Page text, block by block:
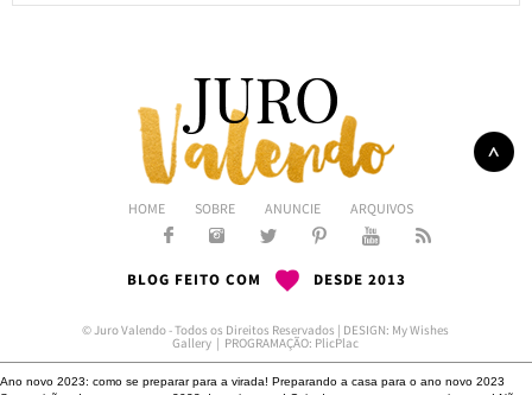
HOME SOBRE ANUNCIE ARQUIVOS
BLOG FEITO COM DESDE 2013
© Juro Valendo - Todos os Direitos Reservados | DESIGN: My Wishes
Gallery | PROGRAMAÇÃO: PlicPlac
Ano novo 2023: como se preparar para a virada! Preparando a casa para o ano novo 2023